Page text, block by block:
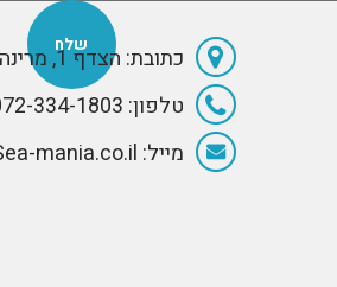
כתובת: הצדף 1, מרינה הרצליה
טלפון: 072-334-1803
מייל: Info@Sea-mania.co.il